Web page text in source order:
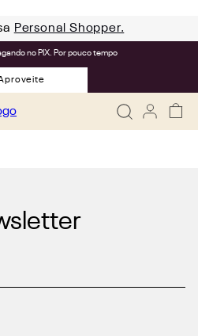
Personal Shopper.
no PIX. Por pouco tempo